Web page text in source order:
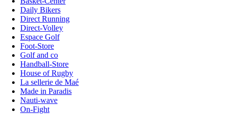
Daily Bikers
Direct Running
Direct-Volley
Espace Golf
Foot-Store
Golf and co
Handball-Store
House of Rugby
La sellerie de Maé
Made in Paradis
Nauti-wave
On-Fight